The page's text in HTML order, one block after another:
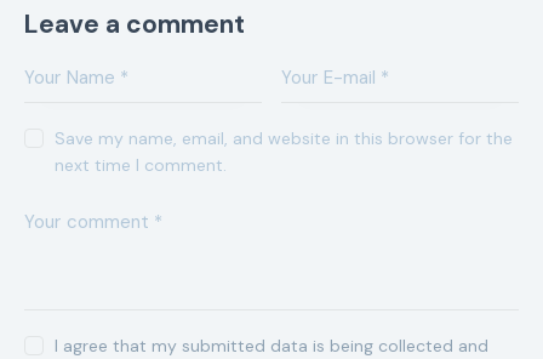
Leave a comment
Save my name, email, and website in this browser for the
next time I comment.
I agree that my submitted data is being collected and